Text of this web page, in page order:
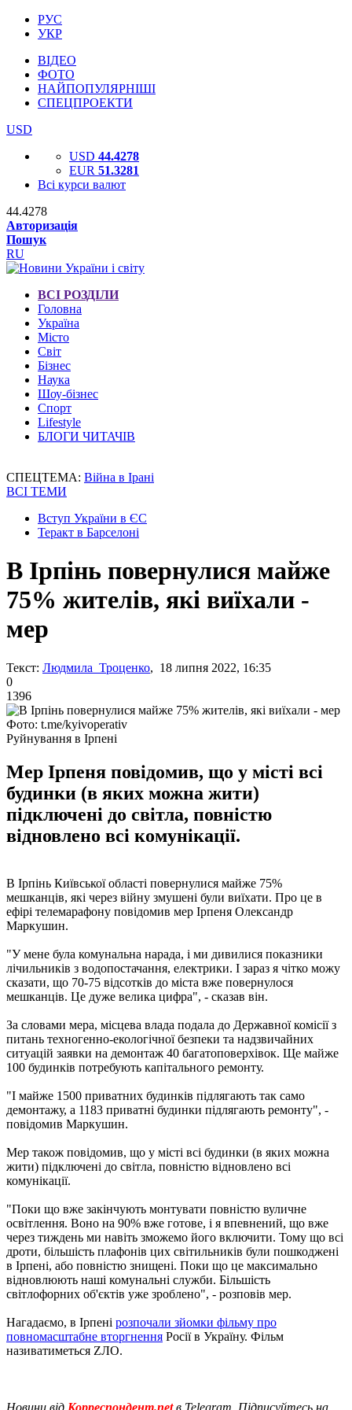
РУС
УКР
ВІДЕО
ФОТО
НАЙПОПУЛЯРНІШІ
СПЕЦПРОЕКТИ
USD
USD 44.4278
EUR 51.3281
Всі курси валют
44.4278
Авторизація
Пошук
RU
ВСІ РОЗДІЛИ
Головна
Україна
Місто
Світ
Бізнес
Наука
Шоу-бізнес
Спорт
Lifestyle
БЛОГИ ЧИТАЧІВ
СПЕЦТЕМА: Війна в Ірані
ВСІ ТЕМИ
Вступ України в ЄС
Теракт в Барселоні
В Ірпінь повернулися майже
75% жителів, які виїхали -
мер
Текст: Людмила Троценко, 18 липня 2022, 16:35
0
1396
Фото: t.me/kyivoperativ
Руйнування в Ірпені
Мер Ірпеня повідомив, що у місті всі
будинки (в яких можна жити)
підключені до світла, повністю
відновлено всі комунікації.
В Ірпінь Київської області повернулися майже 75%
мешканців, які через війну змушені були виїхати. Про це в
ефірі телемарафону повідомив мер Ірпеня Олександр
Маркушин.
"У мене була комунальна нарада, і ми дивилися показники
лічильників з водопостачання, електрики. І зараз я чітко можу
сказати, що 70-75 відсотків до міста вже повернулося
мешканців. Це дуже велика цифра", - сказав він.
За словами мера, місцева влада подала до Державної комісії з
питань техногенно-екологічної безпеки та надзвичайних
ситуацій заявки на демонтаж 40 багатоповерхівок. Ще майже
100 будинків потребують капітального ремонту.
"І майже 1500 приватних будинків підлягають так само
демонтажу, а 1183 приватні будинки підлягають ремонту", -
повідомив Маркушин.
Мер також повідомив, що у місті всі будинки (в яких можна
жити) підключені до світла, повністю відновлено всі
комунікації.
"Поки що вже закінчують монтувати повністю вуличне
освітлення. Воно на 90% вже готове, і я впевнений, що вже
через тиждень ми навіть зможемо його включити. Тому що всі
дроти, більшість плафонів цих світильників були пошкоджені
в Ірпені, або повністю знищені. Поки що це максимально
відновлюють наші комунальні служби. Більшість
світлофорних об'єктів уже зроблено", - розповів мер.
Нагадаємо, в Ірпені розпочали зйомки фільму про
повномасштабне вторгнення Росії в Україну. Фільм
називатиметься ZЛО.
Новини від Корреспондент.netв Telegram. Підписуйтесь на